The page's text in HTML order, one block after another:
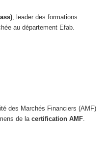
, leader des formations
au département Efab.
des Marchés Financiers (AMF)
de la certification AMF